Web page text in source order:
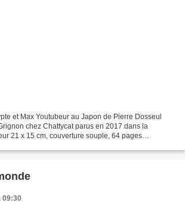
et Max Youtubeur au Japon de Pierre Dosseul
chez Chattycat parus en 2017 dans la
21 x 15 cm, couverture souple, 64 pages
09:30